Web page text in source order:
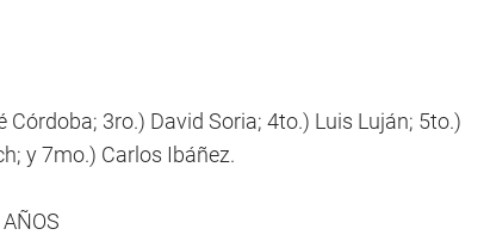
Córdoba; 3ro.) David Soria; 4to.) Luis Luján; 5to.)
y 7mo.) Carlos Ibáñez.